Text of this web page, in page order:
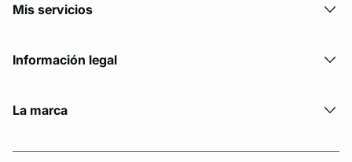
Mis servicios
Información legal
La marca